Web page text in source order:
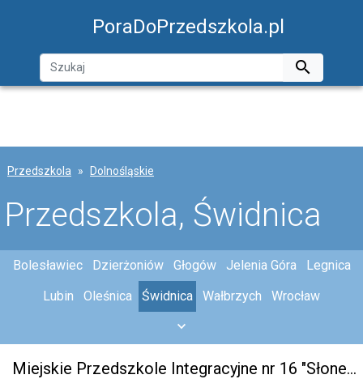
PoraDoPrzedszkola.pl

Przedszkola Dolnośląskie
Przedszkola, Świdnica
Bolesławiec Dzierżoniów Głogów Jelenia Góra
Legnica
Lubin
Oleśnica Świdnica Wałbrzych Wrocław
Miejskie Przedszkole Integracyjne nr 16 "Słoneczko" w Świdnicy